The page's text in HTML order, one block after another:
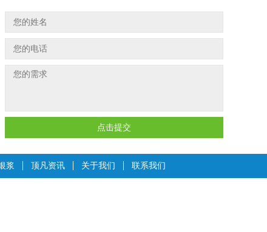
点击提交
浆 顶凡资讯 关于我们 联系我们